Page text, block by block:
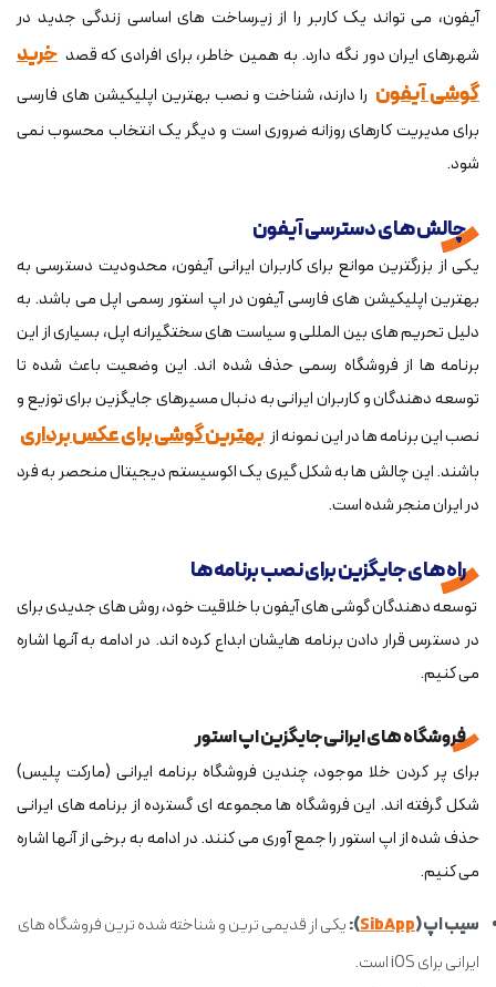
آیفون، می تواند یک کاربر را از زیرساخت های اساسی زندگی جدید در
شهرهای ایران دور نگه دارد. به همین خاطر، برای افرادی که قصد خرید
گوشی آیفون را دارند، شناخت و نصب بهترین اپلیکیشن های فارسی
برای مدیریت کارهای روزانه ضروری است و دیگر یک انتخاب محسوب نمی
شود.
چالش های دسترسی آیفون
یکی از بزرگترین موانع برای کاربران ایرانی آیفون، محدودیت دسترسی به
بهترین اپلیکیشن های فارسی آیفون در اپ استور رسمی اپل می باشد. به
دلیل تحریم های بین المللی و سیاست های سختگیرانه اپل، بسیاری از این
برنامه ها از فروشگاه رسمی حذف شده اند. این وضعیت باعث شده تا
توسعه دهندگان و کاربران ایرانی به دنبال مسیرهای جایگزین برای توزیع و
نصب این برنامه ها در این نمونه ازبهترین گوشی برای عکس برداری
باشند. این چالش ها به شکل گیری یک اکوسیستم دیجیتال منحصر به فرد
در ایران منجر شده است.
راه های جایگزین برای نصب برنامه ها
توسعه دهندگان گوشی های آیفون با خلاقیت خود، روش های جدیدی برای
در دسترس قرار دادن برنامه هایشان ابداع کرده اند. در ادامه به آنها اشاره
می کنیم.
فروشگاه های ایرانی جایگزین اپ استور
برای پر کردن خلا موجود، چندین فروشگاه برنامه ایرانی (مارکت پلیس)
شکل گرفته اند. این فروشگاه ها مجموعه ای گسترده از برنامه های ایرانی
حذف شده از اپ استور را جمع آوری می کنند. در ادامه به برخی از آنها اشاره
می کنیم.
سیب اپ (SibApp
):یکی از قدیمی ترین و شناخته شده ترین فروشگاه های
ایرانی برای iOS است.